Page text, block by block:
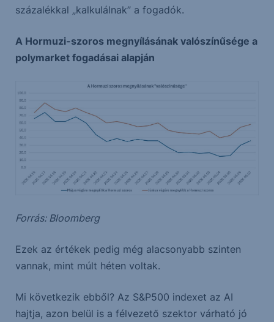
százalékkal „kalkulálnak” a fogadók.
A Hormuzi-szoros megnyílásának valószínűsége a
polymarket fogadásai alapján
Forrás: Bloomberg
Ezek az értékek pedig még alacsonyabb szinten
vannak, mint múlt héten voltak.
Mi következik ebből? Az S&P500 indexet az AI
hajtja, azon belül is a félvezető szektor várható jó